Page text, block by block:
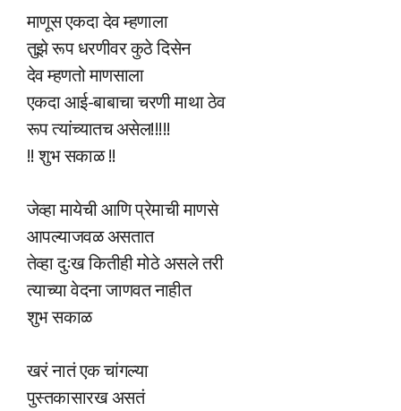
माणूस एकदा देव म्हणाला
तुझे रूप धरणीवर कुठे दिसेन
देव म्हणतो माणसाला
एकदा आई-बाबाचा चरणी माथा ठेव
रूप त्यांच्यातच असेल!!!!!
!! शुभ सकाळ !!
जेव्हा मायेची आणि प्रेमाची माणसे
आपल्याजवळ असतात
तेव्हा दुःख कितीही मोठे असले तरी
त्याच्या वेदना जाणवत नाहीत
शुभ सकाळ
खरं नातं एक चांगल्या
पुस्तकासारख असतं